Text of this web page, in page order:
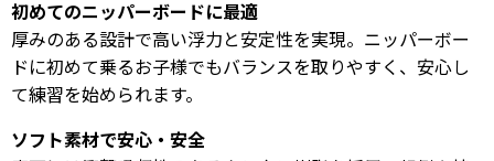
初めてのニッパーボードに最適
厚みのある設計で高い浮力と安定性を実現。ニッパーボー
ドに初めて乗るお子様でもバランスを取りやすく、安心し
て練習を始められます。
ソフト素材で安心・安全